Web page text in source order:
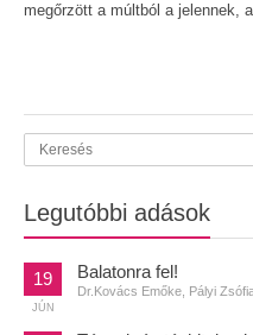
megőrzött a múltból a jelennek,
Legutóbbi adások
19
JÚN
Balatonra fel!
Dr.Kovács Emőke, Pályi